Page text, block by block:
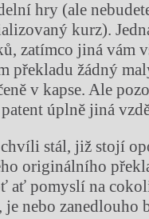
hry (ale
kurz).
zatímco jiná vám
překladu žádný
v kapse. Ale
úplně jiná
stál, již stojí
originálního
ať pomyslí na
je nebo zanedlouho